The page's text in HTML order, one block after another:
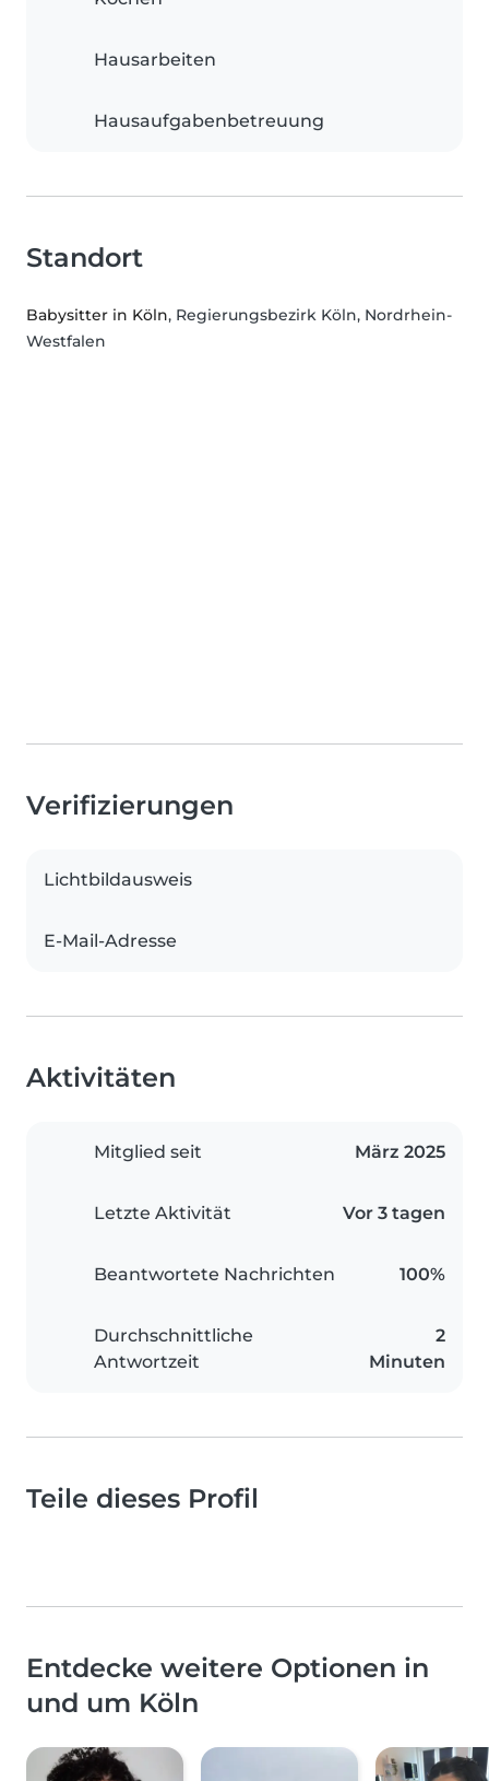
Hausarbeiten
Hausaufgabenbetreuung
Standort
Babysitter in Köln, Regierungsbezirk Köln, Nordrhein-
Westfalen
Verifizierungen
Lichtbildausweis
E-Mail-Adresse
Aktivitäten
Mitglied seit März 2025
Letzte Aktivität Vor 3 tagen
Beantwortete Nachrichten 100%
Durchschnittliche
Antwortzeit
2
Minuten
Teile dieses Profil
Entdecke weitere Optionen in
und um Köln